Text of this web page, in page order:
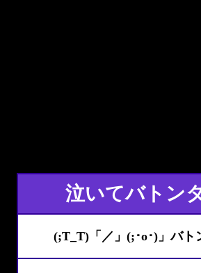
泣いてバトン
(;T_T)「／」(;･o･)」バト